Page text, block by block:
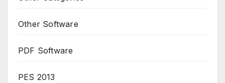
Other Software
PDF Software
PES 2013